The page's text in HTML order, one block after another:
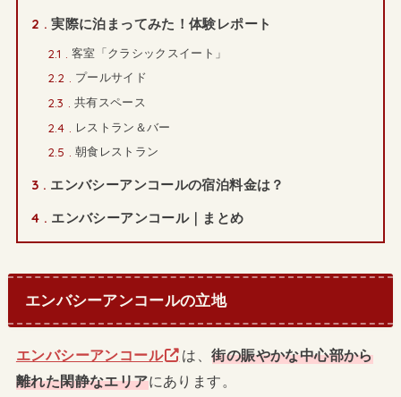
2 実際に泊まってみた！体験レポート
2.1 客室「クラシックスイート」
2.2 プールサイド
2.3 共有スペース
2.4 レストラン＆バー
2.5 朝食レストラン
3 エンバシーアンコールの宿泊料金は？
4 エンバシーアンコール｜まとめ
エンバシーアンコールの立地
エンバシーアンコール は、街の賑やかな中心部から
離れた閑静なエリアにあります。